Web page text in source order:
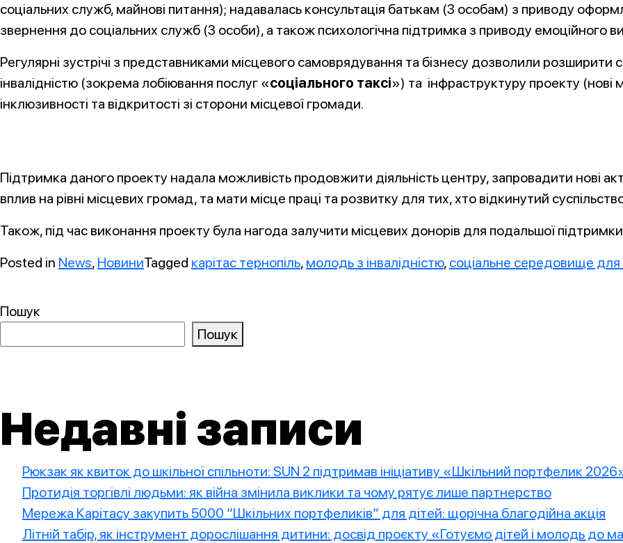
соціальних служб, майнові питання); надавалась консультація батькам (3 особам) з приводу
звернення до соціальних служб (3 особи), а також психологічна підтримка з приводу емоційного
Регулярні зустрічі з представниками місцевого самоврядування та бізнесу дозволили
інвалідністю (зокрема лобіювання послуг «соціального таксі») та інфраструктуру проекту (нові
інклюзивності та відкритості зі сторони місцевої громади.
Підтримка даного проекту надала можливість продовжити діяльність центру, запровадити нові
вплив на рівні місцевих громад, та мати місце праці та розвитку для тих, хто відкинутий
Також, під час виконання проекту була нагода залучити місцевих донорів для подальшої підтримки
Posted in News, НовиниTagged карітас тернопіль, молодь з інвалідністю, соціальне середовище для
Пошук
Пошук
Недавні записи
Рюкзак як квиток до шкільної спільноти: SUN 2 підтримав ініціативу «Шкільний портфелик
Протидія торгівлі людьми: як війна змінила виклики та чому рятує лише партнерство
Мережа Карітасу закупить 5000 “Шкільних портфеликів” для дітей: щорічна благодійна акція
Літній табір, як інструмент дорослішання дитини: досвід проєкту «Готуємо дітей і молодь до